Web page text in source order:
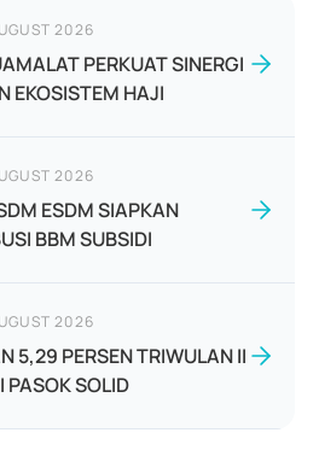
2026
PERKUAT SINERGI
EKOSISTEM HAJI
2026
ESDM SIAPKAN
BBM SUBSIDI
2026
5,29 PERSEN TRIWULAN II
SOLID